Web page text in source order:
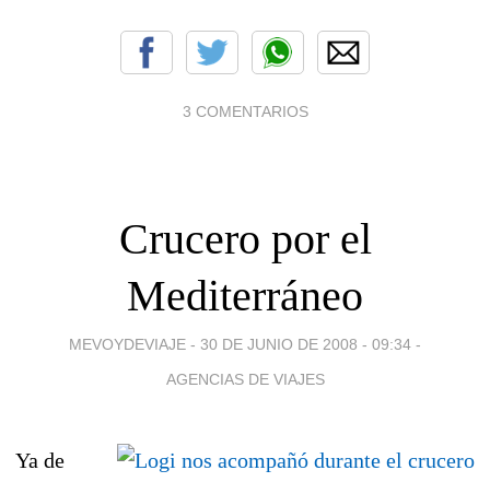
3 COMENTARIOS
Crucero por el
Mediterráneo
MEVOYDEVIAJE - 30 DE JUNIO DE 2008 - 09:34 -
AGENCIAS DE VIAJES
Ya de